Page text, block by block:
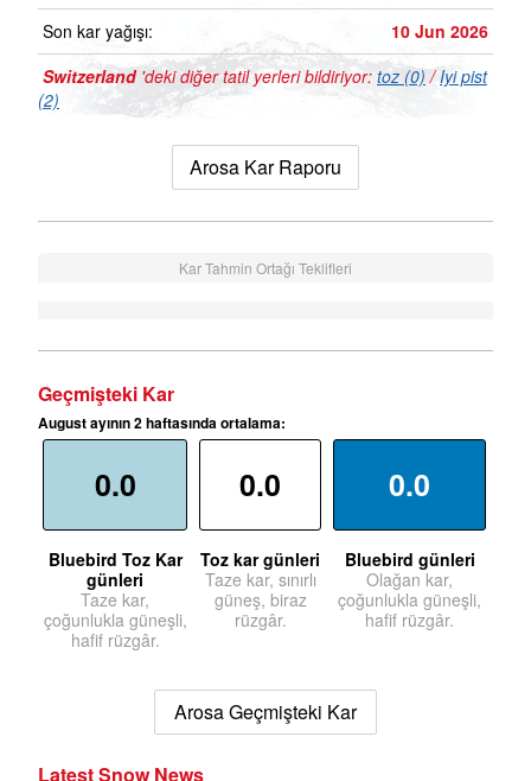
Son kar yağışı:
10 Jun 2026
Switzerland'deki diğer tatil yerleri bildiriyor: toz (0) /Iyi pist
(2)
Arosa Kar Raporu
Kar Tahmin Ortağı Teklifleri
Geçmişteki Kar
August ayının 2 haftasında ortalama:
0.0
Bluebird Toz Kar
günleri
Taze kar,
çoğunlukla güneşli,
hafif rüzgâr.
0.0
Toz kar günleri
Taze kar, sınırlı
güneş, biraz
rüzgâr.
0.0
Bluebird günleri
Olağan kar,
çoğunlukla güneşli,
hafif rüzgâr.
Arosa Geçmişteki Kar